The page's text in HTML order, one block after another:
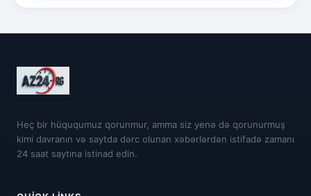
Heç bir hüququmuz qorunmur, amma siz yenə də qorunurmuş
kimi davranın və saytda dərc olunan xəbərlərdən istifadə zamanı
24 saat saytına istinad edin.